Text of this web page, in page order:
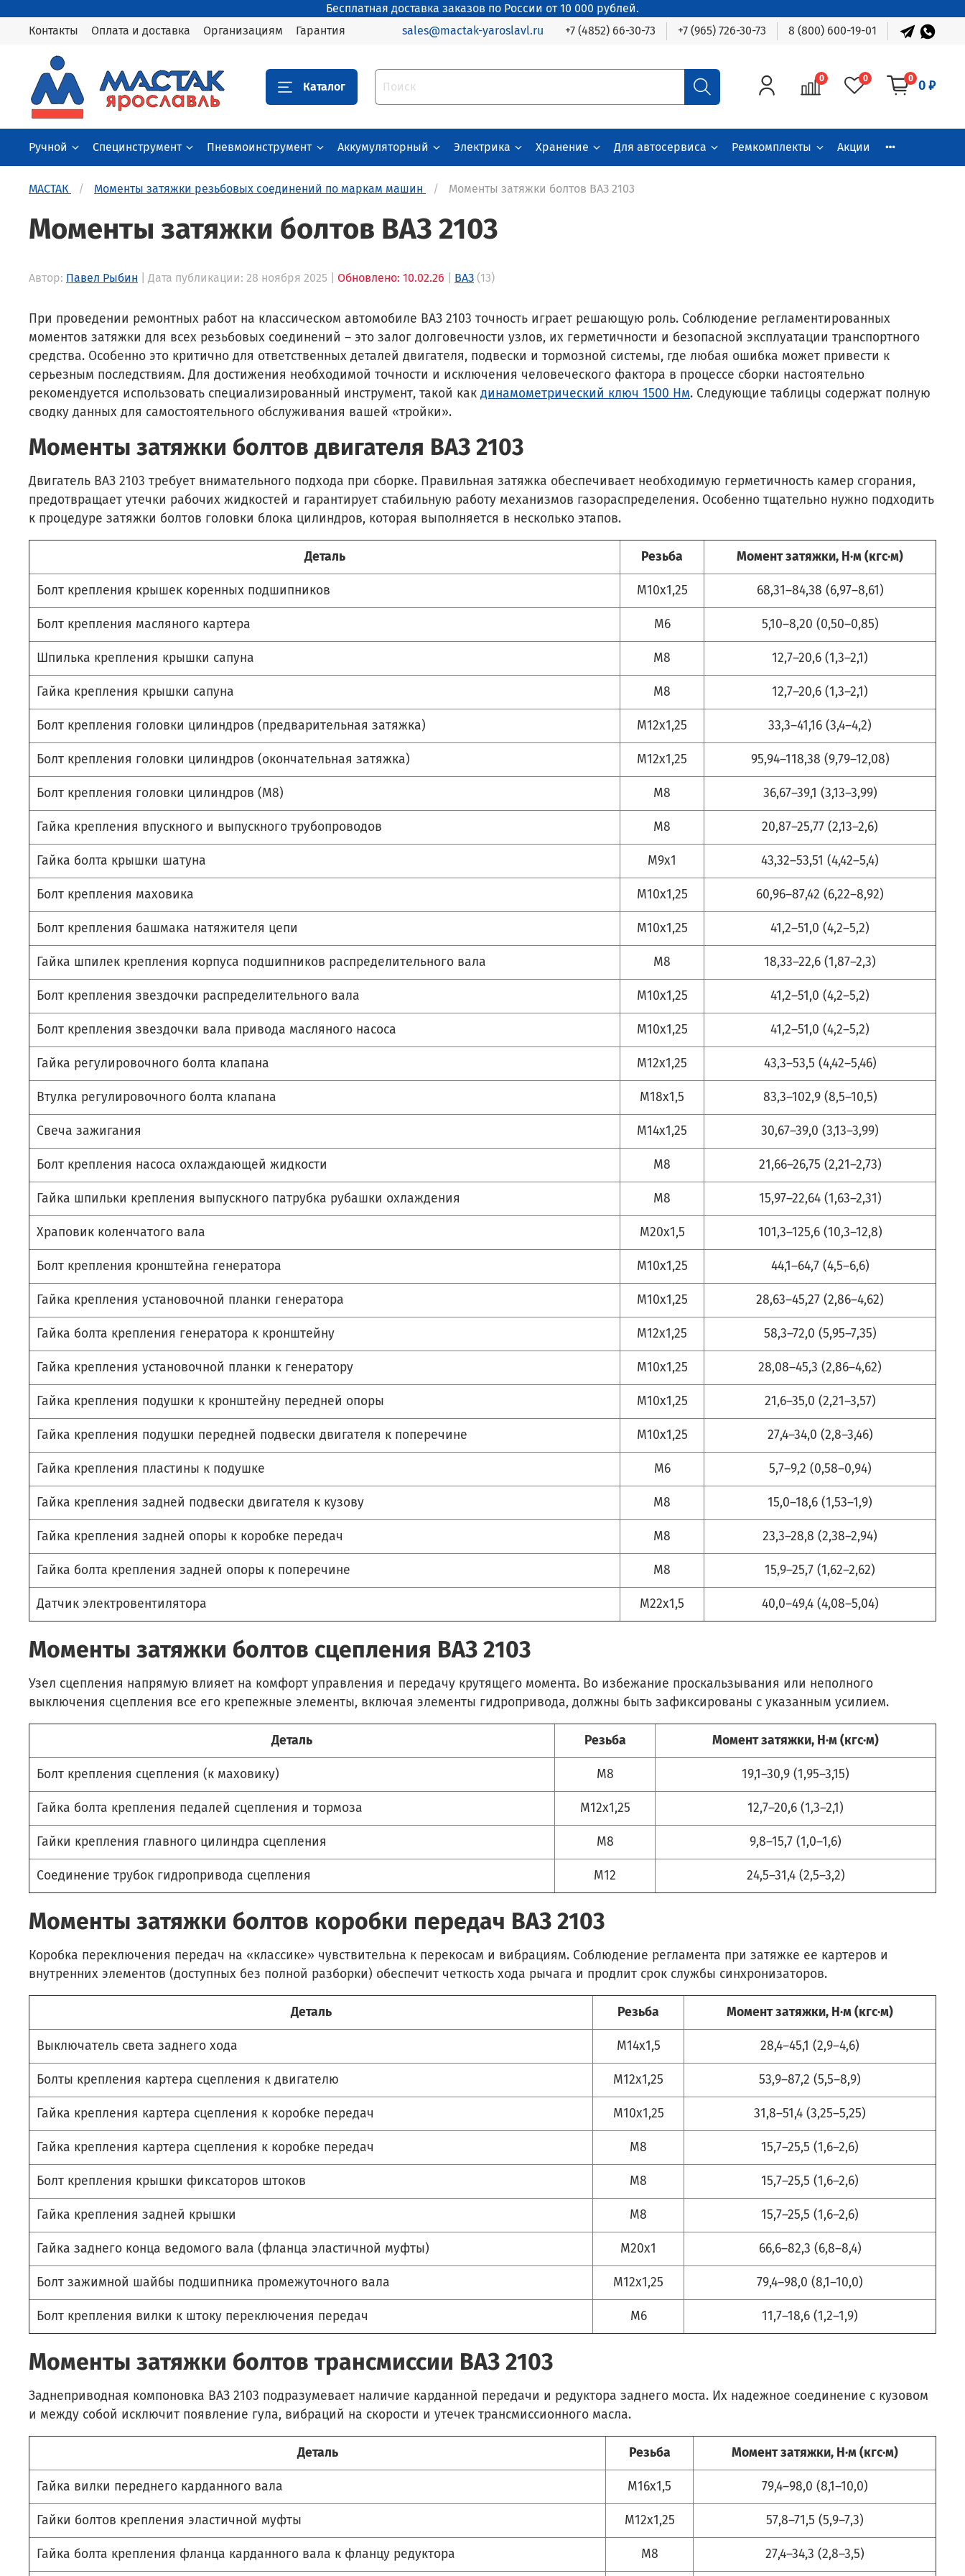
Бесплатная доставка заказов по России от 10 000 рублей.
Контакты
Оплата и доставка Организациям Гарантия sales@mactak-yaroslavl.ru +7 (4852) 66-30-73 +7 (965) 726-30-73 8 (800) 600-19-01
Каталог
0 0 0 0 ₽
Ручной Специнструмент Пневмоинструмент Аккумуляторный Электрика Хранение Для автосервиса Ремкомплекты Акции
МАСТАК Моменты затяжки резьбовых соединений по маркам машин Моменты затяжки болтов ВАЗ 2103
Моменты затяжки болтов ВАЗ 2103
Автор: Павел Рыбин | Дата публикации: 28 ноября 2025 | Обновлено: 10.02.26 ВАЗ (13)
При проведении ремонтных работ на классическом автомобиле ВАЗ 2103 точность играет решающую роль. Соблюдение регламентированных
моментов затяжки для всех резьбовых соединений – это залог долговечности узлов, их герметичности и безопасной эксплуатации транспортного
средства. Особенно это критично для ответственных деталей двигателя, подвески и тормозной системы, где любая ошибка может привести к
серьезным последствиям. Для достижения необходимой точности и исключения человеческого фактора в процессе сборки настоятельно
рекомендуется использовать специализированный инструмент, такой как динамометрический ключ 1500 Нм. Следующие таблицы содержат полную
сводку данных для самостоятельного обслуживания вашей «тройки».
Моменты затяжки болтов двигателя ВАЗ 2103
Двигатель ВАЗ 2103 требует внимательного подхода при сборке. Правильная затяжка обеспечивает необходимую герметичность камер сгорания,
предотвращает утечки рабочих жидкостей и гарантирует стабильную работу механизмов газораспределения. Особенно тщательно нужно подходить
к процедуре затяжки болтов головки блока цилиндров, которая выполняется в несколько этапов.
Деталь Резьба Момент затяжки, Н·м (кгс·м)
Болт крепления крышек коренных подшипников М10x1,25 68,31–84,38 (6,97–8,61)
Болт крепления масляного картера М6 5,10–8,20 (0,50–0,85)
Шпилька крепления крышки сапуна М8 12,7–20,6 (1,3–2,1)
Гайка крепления крышки сапуна М8 12,7–20,6 (1,3–2,1)
Болт крепления головки цилиндров (предварительная затяжка) М12x1,25 33,3–41,16 (3,4–4,2)
Болт крепления головки цилиндров (окончательная затяжка) М12x1,25 95,94–118,38 (9,79–12,08)
Болт крепления головки цилиндров (М8) M8 36,67–39,1 (3,13–3,99)
Гайка крепления впускного и выпускного трубопроводов М8 20,87–25,77 (2,13–2,6)
Гайка болта крышки шатуна М9x1 43,32–53,51 (4,42–5,4)
Болт крепления маховика М10x1,25 60,96–87,42 (6,22–8,92)
Болт крепления башмака натяжителя цепи М10x1,25 41,2–51,0 (4,2–5,2)
Гайка шпилек крепления корпуса подшипников распределительного вала М8 18,33–22,6 (1,87–2,3)
Болт крепления звездочки распределительного вала М10x1,25 41,2–51,0 (4,2–5,2)
Болт крепления звездочки вала привода масляного насоса М10x1,25 41,2–51,0 (4,2–5,2)
Гайка регулировочного болта клапана М12x1,25 43,3–53,5 (4,42–5,46)
Втулка регулировочного болта клапана М18x1,5 83,3–102,9 (8,5–10,5)
Свеча зажигания М14x1,25 30,67–39,0 (3,13–3,99)
Болт крепления насоса охлаждающей жидкости М8 21,66–26,75 (2,21–2,73)
Гайка шпильки крепления выпускного патрубка рубашки охлаждения М8 15,97–22,64 (1,63–2,31)
Храповик коленчатого вала М20x1,5 101,3–125,6 (10,3–12,8)
Болт крепления кронштейна генератора M10x1,25 44,1–64,7 (4,5–6,6)
Гайка крепления установочной планки генератора M10x1,25 28,63–45,27 (2,86–4,62)
Гайка болта крепления генератора к кронштейну M12x1,25 58,3–72,0 (5,95–7,35)
Гайка крепления установочной планки к генератору М10x1,25 28,08–45,3 (2,86–4,62)
Гайка крепления подушки к кронштейну передней опоры M10x1,25 21,6–35,0 (2,21–3,57)
Гайка крепления подушки передней подвески двигателя к поперечине M10x1,25 27,4–34,0 (2,8–3,46)
Гайка крепления пластины к подушке M6 5,7–9,2 (0,58–0,94)
Гайка крепления задней подвески двигателя к кузову М8 15,0–18,6 (1,53–1,9)
Гайка крепления задней опоры к коробке передач М8 23,3–28,8 (2,38–2,94)
Гайка болта крепления задней опоры к поперечине М8 15,9–25,7 (1,62–2,62)
Датчик электровентилятора М22x1,5 40,0–49,4 (4,08–5,04)
Моменты затяжки болтов сцепления ВАЗ 2103
Узел сцепления напрямую влияет на комфорт управления и передачу крутящего момента. Во избежание проскальзывания или неполного
выключения сцепления все его крепежные элементы, включая элементы гидропривода, должны быть зафиксированы с указанным усилием.
Деталь Резьба Момент затяжки, Н·м (кгс·м)
Болт крепления сцепления (к маховику) М8 19,1–30,9 (1,95–3,15)
Гайка болта крепления педалей сцепления и тормоза М12x1,25 12,7–20,6 (1,3–2,1)
Гайки крепления главного цилиндра сцепления М8 9,8–15,7 (1,0–1,6)
Соединение трубок гидропривода сцепления М12 24,5–31,4 (2,5–3,2)
Моменты затяжки болтов коробки передач ВАЗ 2103
Коробка переключения передач на «классике» чувствительна к перекосам и вибрациям. Соблюдение регламента при затяжке ее картеров и
внутренних элементов (доступных без полной разборки) обеспечит четкость хода рычага и продлит срок службы синхронизаторов.
Деталь Резьба Момент затяжки, Н·м (кгс·м)
Выключатель света заднего хода М14x1,5 28,4–45,1 (2,9–4,6)
Болты крепления картера сцепления к двигателю М12x1,25 53,9–87,2 (5,5–8,9)
Гайка крепления картера сцепления к коробке передач М10x1,25 31,8–51,4 (3,25–5,25)
Гайка крепления картера сцепления к коробке передач М8 15,7–25,5 (1,6–2,6)
Болт крепления крышки фиксаторов штоков М8 15,7–25,5 (1,6–2,6)
Гайка крепления задней крышки М8 15,7–25,5 (1,6–2,6)
Гайка заднего конца ведомого вала (фланца эластичной муфты) М20x1 66,6–82,3 (6,8–8,4)
Болт зажимной шайбы подшипника промежуточного вала М12x1,25 79,4–98,0 (8,1–10,0)
Болт крепления вилки к штоку переключения передач М6 11,7–18,6 (1,2–1,9)
Моменты затяжки болтов трансмиссии ВАЗ 2103
Заднеприводная компоновка ВАЗ 2103 подразумевает наличие карданной передачи и редуктора заднего моста. Их надежное соединение с кузовом
и между собой исключит появление гула, вибраций на скорости и утечек трансмиссионного масла.
Деталь Резьба Момент затяжки, Н·м (кгс·м)
Гайка вилки переднего карданного вала М16x1,5 79,4–98,0 (8,1–10,0)
Гайки болтов крепления эластичной муфты М12x1,25 57,8–71,5 (5,9–7,3)
Гайка болта крепления фланца карданного вала к фланцу редуктора М8 27,4–34,3 (2,8–3,5)